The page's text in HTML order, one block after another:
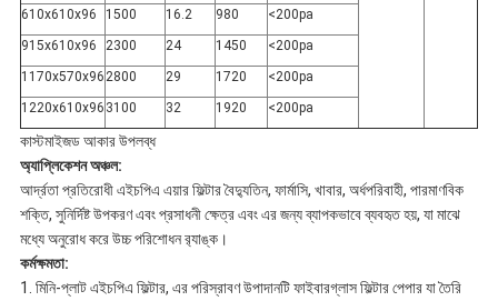
610x610x96 1500 16.2 980
<200pa
915x610x96
2300 24 1450
<200pa
1170x570x962800 29 1720
<200pa
1220x610x96 3100 32 1920 <200pa
কাস্টমাইজড আকার উপলব্ধ
অ্যাপ্লিকেশন অঞ্চল:
আর্দ্রতা প্রতিরোধী এইচপিএ এয়ার ফিল্টার বৈদ্যুতিন, ফার্মাসি, খাবার, অর্ধপরিবাহী, পারমাণবিক
শক্তি, সুনির্দিষ্ট উপকরণ এবং প্রসাধনী ক্ষেত্র এবং এর জন্য ব্যাপকভাবে ব্যবহৃত হয়, যা মাঝে
মধ্যে অনুরোধ করে উচ্চ পরিশোধন র‌্যাঙ্ক।
কর্মক্ষমতা:
1. মিনি-প্লাট এইচপিএ ফিল্টার, এর পরিস্রাবণ উপাদানটি ফাইবারগ্লাস ফিল্টার পেপার যা তৈরি